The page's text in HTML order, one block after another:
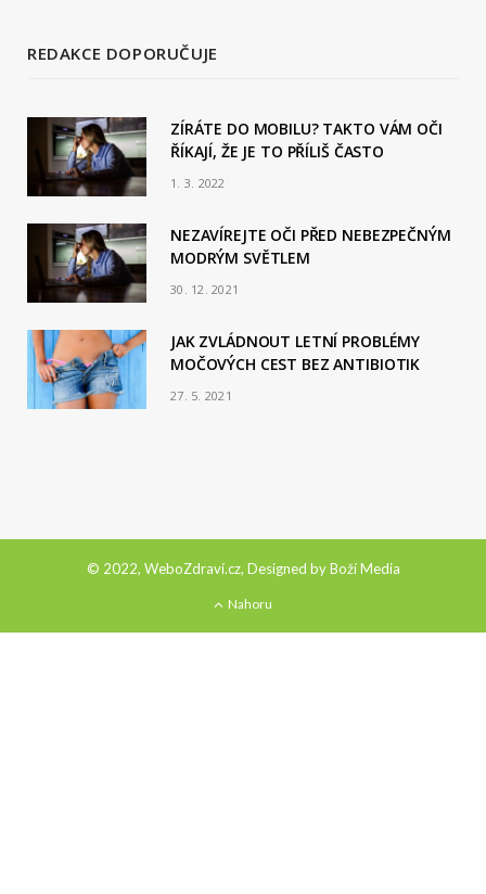
REDAKCE DOPORUČUJE
ZÍRÁTE DO MOBILU? TAKTO VÁM OČI
ŘÍKAJÍ, ŽE JE TO PŘÍLIŠ ČASTO
1. 3. 2022
NEZAVÍREJTE OČI PŘED NEBEZPEČNÝM
MODRÝM SVĚTLEM
30. 12. 2021
JAK ZVLÁDNOUT LETNÍ PROBLÉMY
MOČOVÝCH CEST BEZ ANTIBIOTIK
27. 5. 2021
© 2022, WeboZdraví.cz, Designed byBoží Media
Nahoru